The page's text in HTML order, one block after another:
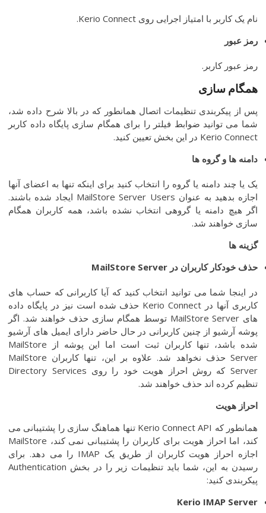
نام یک کاربر با امتیاز اجرایی روی Kerio Connect.
رمز عبور
رمز عبور کاربر.
همگام سازی
پس از پیکربندی تنظیمات اتصال همانطور که در بالا شرح داده شد،
شما می توانید ضوابط فیلتر را برای همگام سازی پایگاه داده کاربر
Kerio Connect در این بخش تعیین کنید.
دامنه ها و گروه ها
یک یا چند دامنه یا گروه را انتخاب کنید برای اینکه تنها به اعضای آنها
اجازه بدهید به عنوان MailStore Server Users ایجاد شده باشند.
اگر هیچ دامنه یا گروهی انتخاب نشده باشد، همه کاربران همگام
سازی خواهند شد.
گزینه ها
حذف خودکار کاربران در MailStore Server
در اینجا شما می توانید انتخاب کنید که آیا کاربرانی که حساب های
کاربری آنها در Kerio Connect حذف شده است نیز در پایگاه داده
های MailStore Server توسط همگام سازی حذف خواهند شد. اگر
پوشه آرشیو از چنین کاربرانی در حال حاضر دارای ایمیل های آرشیو
شده باشد، تنها کاربران ثبت است اما این پوشه از MailStore
Server حذف نخواهد شد. علاوه بر این، تنها کاربران MailStore
Server که روش احراز هویت خود را روی Directory Services
تنظیم کرده اند حذف خواهند شد.
احراز هویت
همانطور که Kerio Connect API تنها هماهنگ سازی را پشتیبانی می
کند، اما احراز هویت برای کاربران را پشتیبانی نمی کند، MailStore
اجازه احراز هویت کاربران از طریق یک IMAP را می دهد. برای
رسیدن به این، شما باید تنظیمات زیر را در بخش Authentication
پیکربندی کنید:
Kerio IMAP Server